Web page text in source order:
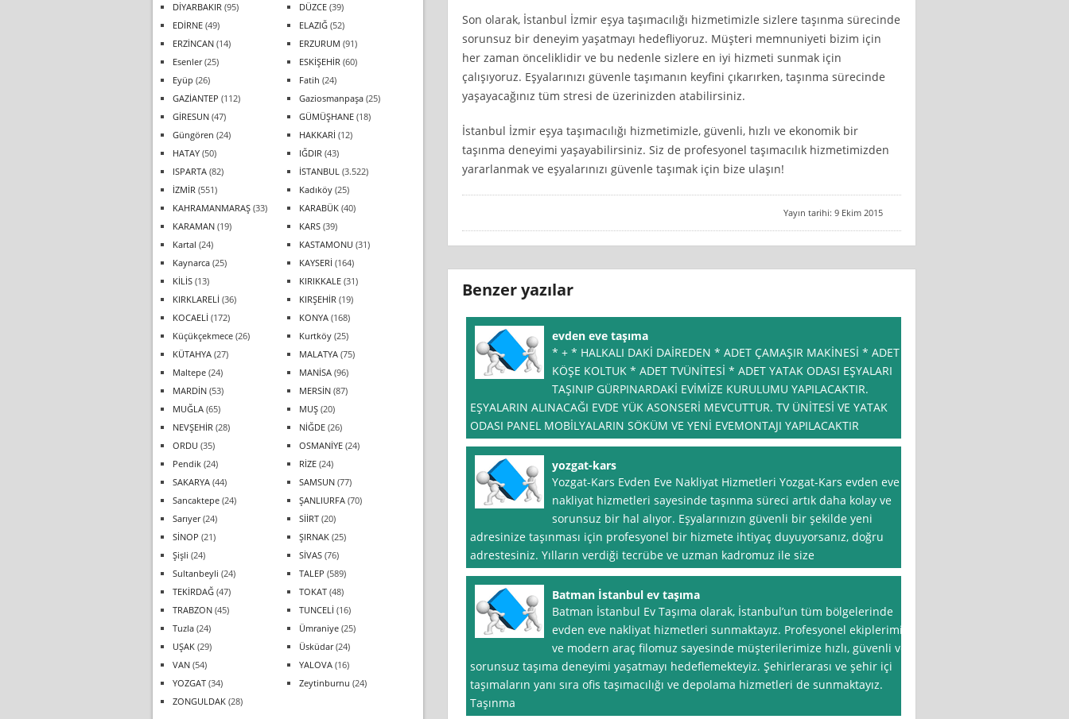
Son olarak, İstanbul İzmir eşya taşımacılığı hizmetimizle sizlere taşınma sürecinde
sorunsuz bir deneyim yaşatmayı hedefliyoruz. Müşteri memnuniyeti bizim için
her zaman önceliklidir ve bu nedenle sizlere en iyi hizmeti sunmak için
çalışıyoruz. Eşyalarınızı güvenle taşımanın keyfini çıkarırken, taşınma sürecinde
yaşayacağınız tüm stresi de üzerinizden atabilirsiniz.
İstanbul İzmir eşya taşımacılığı hizmetimizle, güvenli, hızlı ve ekonomik bir
taşınma deneyimi yaşayabilirsiniz. Siz de profesyonel taşımacılık hizmetimizden
yararlanmak ve eşyalarınızı güvenle taşımak için bize ulaşın!
Yayın tarihi: 9 Ekim 2015
Benzer yazılar
evden eve taşıma
* + * HALKALI DAKİ DAİREDEN * ADET ÇAMAŞIR MAKİNESİ * ADET
KÖŞE KOLTUK * ADET TVÜNİTESİ * ADET YATAK ODASI EŞYALARI
TAŞINIP GÜRPINARDAKİ EVİMİZE KURULUMU YAPILACAKTIR.
EŞYALARIN ALINACAĞI EVDE YÜK ASONSERİ MEVCUTTUR. TV ÜNİTESİ VE YATAK
ODASI PANEL MOBİLYALARIN SÖKÜM VE YENİ EVEMONTAJI YAPILACAKTIR
yozgat-kars
Yozgat-Kars Evden Eve Nakliyat Hizmetleri Yozgat-Kars evden eve
nakliyat hizmetleri sayesinde taşınma süreci artık daha kolay ve
sorunsuz bir hal alıyor. Eşyalarınızın güvenli bir şekilde yeni
adresinize taşınması için profesyonel bir hizmete ihtiyaç duyuyorsanız, doğru
adrestesiniz. Yılların verdiği tecrübe ve uzman kadromuz ile size
Batman İstanbul ev taşıma
Batman İstanbul Ev Taşıma olarak, İstanbul’un tüm bölgelerinde
evden eve nakliyat hizmetleri sunmaktayız. Profesyonel ekiplerimiz
ve modern araç filomuz sayesinde müşterilerimize hızlı, güvenli ve
sorunsuz taşıma deneyimi yaşatmayı hedeflemekteyiz. Şehirlerarası ve şehir içi
taşımaların yanı sıra ofis taşımacılığı ve depolama hizmetleri de sunmaktayız.
Taşınma
DİYARBAKIR (95) DÜZCE (39)
EDİRNE (49) ELAZIĞ (52)
ERZİNCAN (14) ERZURUM (91)
Esenler(25) ESKİŞEHİR (60)
Eyüp (26) Fatih (24)
GAZİANTEP (112) Gaziosmanpaşa (25)
GİRESUN (47) GÜMÜŞHANE (18)
Güngören (24) HAKKARİ (12)
HATAY (50) IĞDIR (43)
ISPARTA (82) İSTANBUL (3.522)
İZMİR (551) Kadıköy (25)
KAHRAMANMARAŞ (33) KARABÜK (40)
KARAMAN (19) KARS (39)
Kartal (24) KASTAMONU (31)
Kaynarca (25) KAYSERİ (164)
KİLİS (13) KIRIKKALE (31)
KIRKLARELİ (36) KIRŞEHİR (19)
KOCAELİ (172) KONYA (168)
Küçükçekmece (26) Kurtköy (25)
KÜTAHYA (27) MALATYA (75)
Maltepe (24) MANİSA (96)
MARDİN (53) MERSİN (87)
MUĞLA (65) MUŞ (20)
NEVŞEHİR (28) NİĞDE (26)
ORDU (35) OSMANİYE (24)
Pendik (24) RİZE (24)
SAKARYA (44) SAMSUN (77)
Sancaktepe (24) ŞANLIURFA (70)
Sarıyer(24) SİİRT (20)
SİNOP (21) ŞIRNAK (25)
Şişli (24) SİVAS (76)
Sultanbeyli (24) TALEP (589)
TEKİRDAĞ (47) TOKAT (48)
TRABZON (45) TUNCELİ (16)
Tuzla (24) Ümraniye (25)
UŞAK (29) Üsküdar(24)
VAN (54) YALOVA (16)
YOZGAT (34) Zeytinburnu (24)
ZONGULDAK (28)